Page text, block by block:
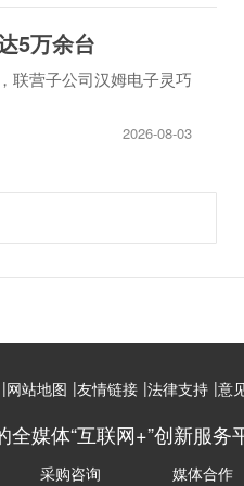
5万余台
联营子公司汉姆电子灵巧
2026-08-03
|网站地图 |友情链接 |法律支持 |意
媒体“互联网+”创新服务
采购咨询 媒体合作